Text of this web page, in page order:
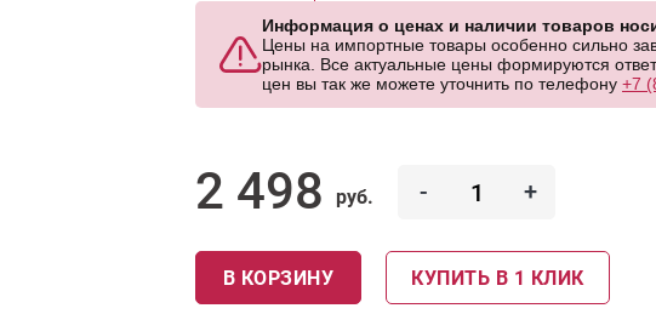
Информация о ценах и наличии товаров
Цены на импортные товары особенно сильно
рынка. Все актуальные цены формируются
цен вы так же можете уточнить по телефону +7
2 498 руб. - +
В КОРЗИНУ КУПИТЬ В 1 КЛИК